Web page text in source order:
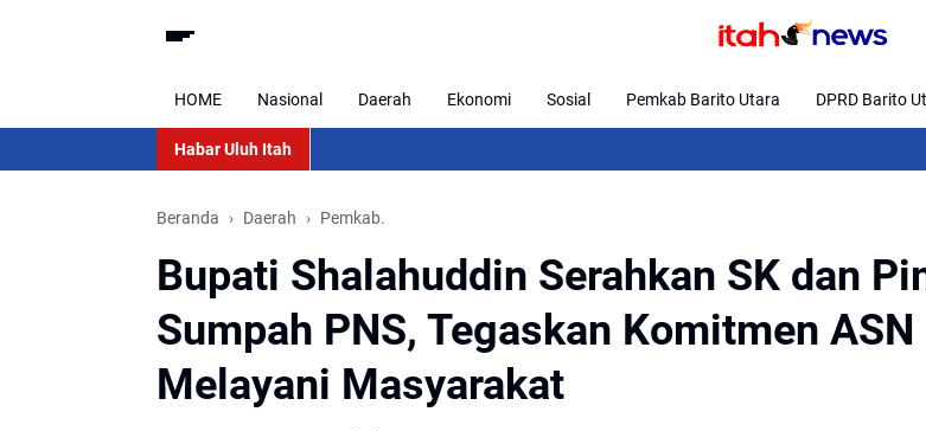
HOME Nasional Daerah Ekonomi Sosial Pemkab Barito Utara DPRD Barito
Habar Uluh Itah
Beranda Daerah Pemkab.
Bupati Shalahuddin Serahkan SK dan
Sumpah PNS, Tegaskan Komitmen ASN
Melayani Masyarakat